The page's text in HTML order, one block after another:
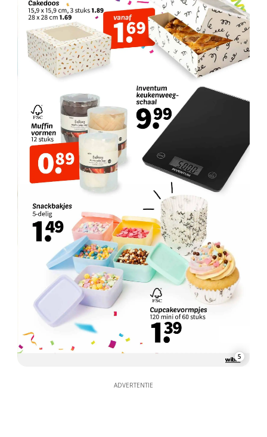
5
ADVERTENTIE